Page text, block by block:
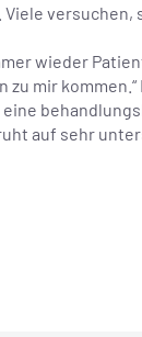
versuchen,
wieder
mir kommen.“
auf sehr